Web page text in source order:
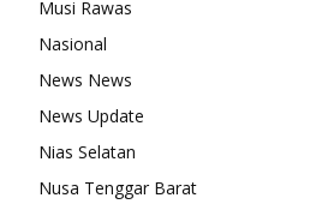
Musi Rawas
Nasional
News News
News Update
Nias Selatan
Nusa Tenggar Barat